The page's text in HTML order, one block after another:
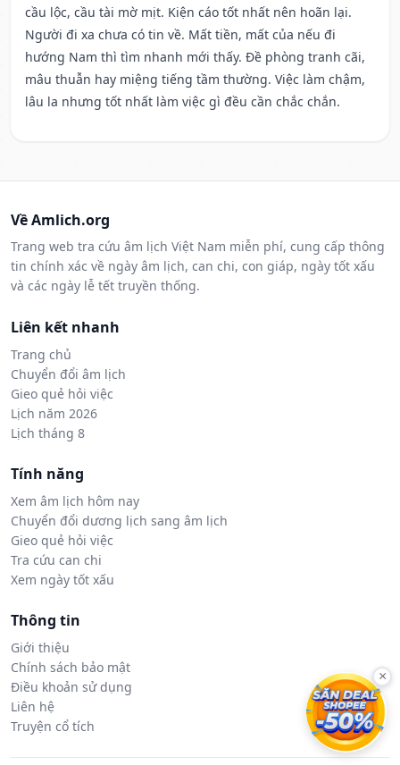
cầu lộc, cầu tài mờ mịt. Kiện cáo tốt nhất nên hoãn lại.
Người đi xa chưa có tin về. Mất tiền, mất của nếu đi
hướng Nam thì tìm nhanh mới thấy. Đề phòng tranh cãi,
mâu thuẫn hay miệng tiếng tầm thường. Việc làm chậm,
lâu la nhưng tốt nhất làm việc gì đều cần chắc chắn.
Về Amlich.org
Trang web tra cứu âm lịch Việt Nam miễn phí, cung cấp thông
tin chính xác về ngày âm lịch, can chi, con giáp, ngày tốt xấu
và các ngày lễ tết truyền thống.
Liên kết nhanh
Trang chủ
Chuyển đổi âm lịch
Gieo quẻ hỏi việc
Lịch năm 2026
Lịch tháng 8
Tính năng
Xem âm lịch hôm nay
Chuyển đổi dương lịch sang âm lịch
Gieo quẻ hỏi việc
Tra cứu can chi
Xem ngày tốt xấu
Thông tin
Giới thiệu
Chính sách bảo mật
Điều khoản sử dụng
Liên hệ
Truyện cổ tích
×